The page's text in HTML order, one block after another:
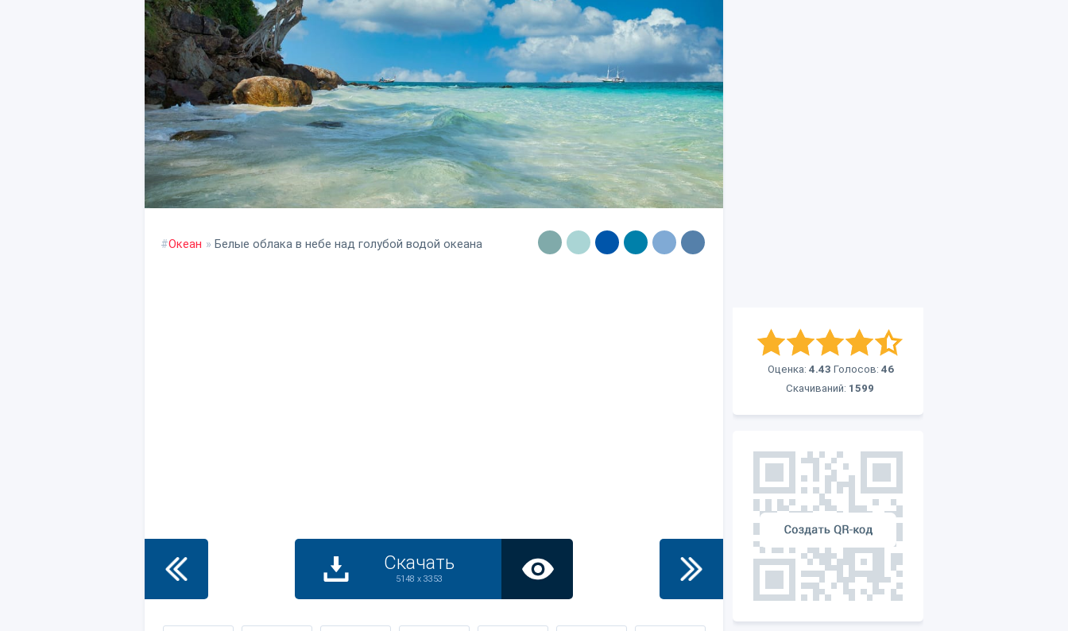
Оценка: 4.43 Голосов: 46
Скачиваний: 1599
#Океан » Белые облака в небе над голубой водой океана
Скачать
5148 x 3353